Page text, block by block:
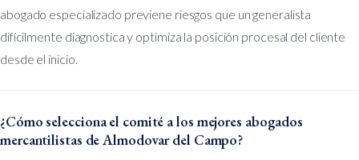
abogado especializado previene riesgos que un generalista
difícilmente diagnostica y optimiza la posición procesal del cliente
desde el inicio.
¿Cómo selecciona el comité a los mejores abogados
mercantilistas de Almodovar del Campo?